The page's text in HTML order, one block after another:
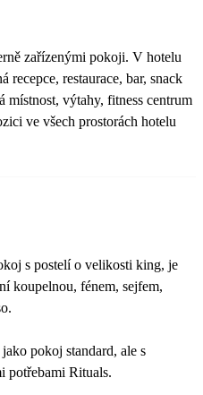
zařízenými pokoji. V hotelu
recepce, restaurace, bar, snack
místnost, výtahy, fitness centrum
ve všech prostorách hotelu
s postelí o velikosti king, je
koupelnou, fénem, sejfem,
pokoj standard, ale s
potřebami Rituals.